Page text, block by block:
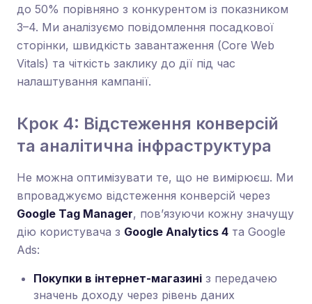
до 50% порівняно з конкурентом із показником
3–4. Ми аналізуємо повідомлення посадкової
сторінки, швидкість завантаження (Core Web
Vitals) та чіткість заклику до дії під час
налаштування кампанії.
Крок 4: Відстеження конверсій
та аналітична інфраструктура
Не можна оптимізувати те, що не вимірюєш. Ми
впроваджуємо відстеження конверсій через
Google Tag Manager, пов’язуючи кожну значущу
дію користувача з Google Analytics 4 та Google
Ads:
Покупки в інтернет-магазині з передачею
значень доходу через рівень даних